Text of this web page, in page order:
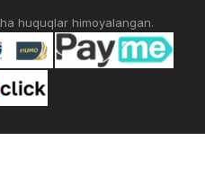
huquqlar himoyalangan.